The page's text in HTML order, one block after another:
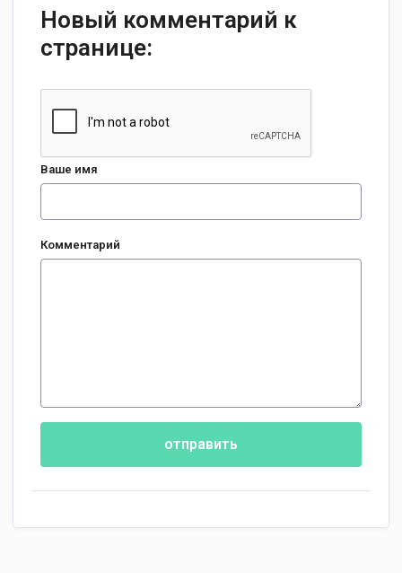
Новый комментарий к
странице:
Ваше имя
Комментарий
отправить